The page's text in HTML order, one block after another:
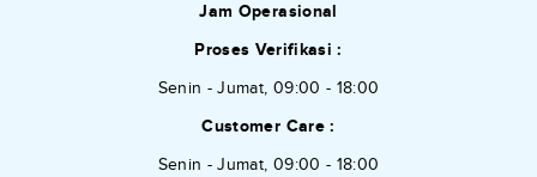
Jam Operasional
Proses Verifikasi :
Senin - Jumat, 09:00 - 18:00
Customer Care :
Senin - Jumat, 09:00 - 18:00